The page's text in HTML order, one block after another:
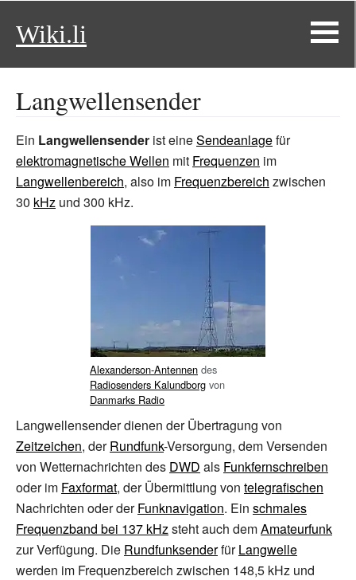
Wiki.li
Langwellensender
Ein Langwellensender ist eineSendeanlagefür
elektromagnetische Wellen mit Frequenzen im
Langwellenbereich, also im Frequenzbereich zwischen
30 kHz und 300 kHz.
Alexanderson-Antennen des
Radiosenders Kalundborg von
Danmarks Radio
Langwellensender dienen der Übertragung von
Zeitzeichen, derRundfunk-Versorgung, dem Versenden
von Wetternachrichten des DWD als Funkfernschreiben
oder im Faxformat, der Übermittlung von telegrafischen
Nachrichten oder derFunknavigation. Ein schmales
Frequenzband bei 137 kHzsteht auch demAmateurfunk
zur Verfügung. Die RundfunksenderfürLangwelle
werden im Frequenzbereich zwischen 148,5 kHz und